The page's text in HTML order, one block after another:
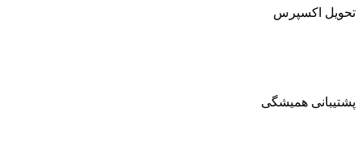
تحویل اکسپرس
پشتیبانی همیشگی